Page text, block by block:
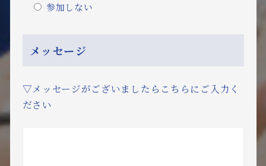
参加しない
メッセージ
▽メッセージがございましたらこちらにご入力く
ださい